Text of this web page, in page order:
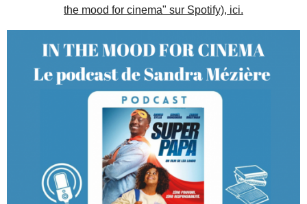
the mood for cinema" sur Spotify), ici.